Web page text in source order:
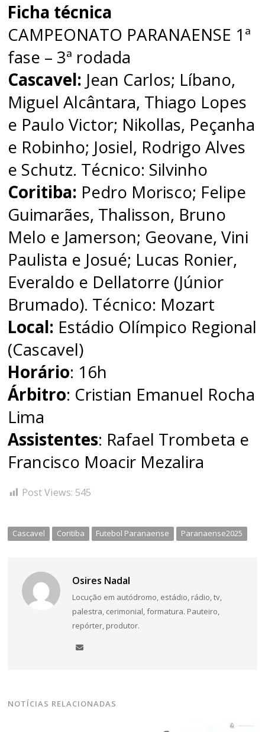
Ficha técnica
CAMPEONATO PARANAENSE 1ª
fase – 3ª rodada
Cascavel: Jean Carlos; Líbano,
Miguel Alcântara, Thiago Lopes
e Paulo Victor; Nikollas, Peçanha
e Robinho; Josiel, Rodrigo Alves
e Schutz. Técnico: Silvinho
Coritiba: Pedro Morisco; Felipe
Guimarães, Thalisson, Bruno
Melo e Jamerson; Geovane, Vini
Paulista e Josué; Lucas Ronier,
Everaldo e Dellatorre (Júnior
Brumado). Técnico: Mozart
Local: Estádio Olímpico Regional
(Cascavel)
Horário: 16h
Árbitro: Cristian Emanuel Rocha
Lima
Assistentes: Rafael Trombeta e
Francisco Moacir Mezalira
Post Views: 545
Cascavel Coritiba Futebol Paranaense Paranaense2025
Osires Nadal
Locução em autódromo, estádio, rádio, tv,
palestra, cerimonial, formatura. Pauteiro,
repórter, produtor.
NOTÍCIAS RELACIONADAS
Post